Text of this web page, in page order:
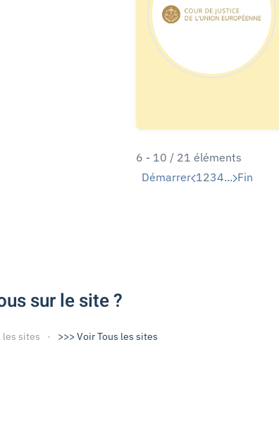
6 - 10 / 21 éléments
Démarrer 1234... Fin
sur le site ?
sites >>> Voir Tous les sites